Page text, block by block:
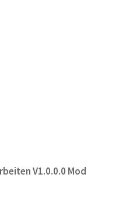
V1.0.0.0 Mod